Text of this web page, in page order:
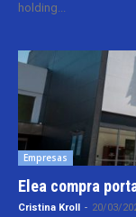
holding...
Empresas
Elea compra
Cristina Kroll - 20/03/